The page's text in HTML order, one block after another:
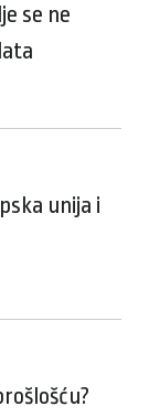
se ne
unija i